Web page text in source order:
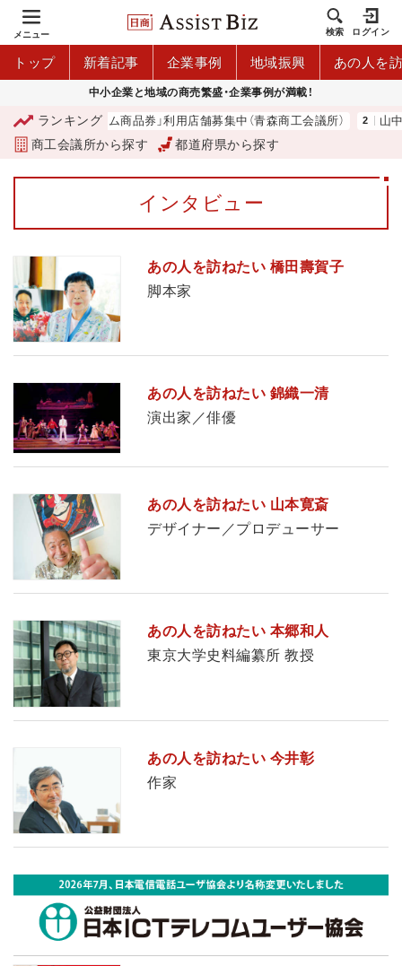
メニュー 検索 ログイン
トップ 新着記事 企業事例 地域振興 あの人を
中小企業と地域の商売繁盛・企業事例が満載！
ランキング
青森市プレミアム商品券」利用店舗募集中（青森商工会議所） 山中伸
商工会議所から探す 都道府県から探す
インタビュー
あの人を訪ねたい 橋田壽賀子
脚本家
あの人を訪ねたい 錦織一清
演出家／俳優
あの人を訪ねたい 山本寛斎
デザイナー／プロデューサー
あの人を訪ねたい 本郷和人
東京大学史料編纂所 教授
あの人を訪ねたい 今井彰
作家